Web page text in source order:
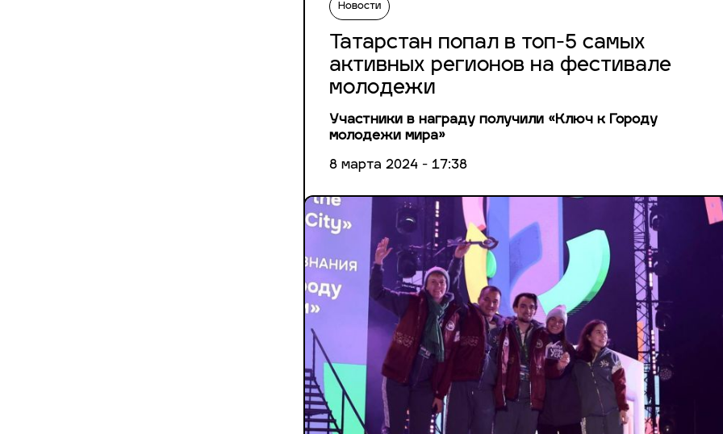
Новости
Татарстан попал в топ-5 самых
активных регионов на фестивале
молодежи
Участники в награду получили «Ключ к Городу
молодежи мира»
8 марта 2024 - 17:38